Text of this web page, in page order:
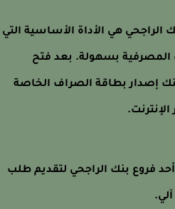
هي الأداة الأساسية التي
بسهولة. بعد فتح
بطاقة الصراف الخاصة
فروع بنك الراجحي لتقديم طلب